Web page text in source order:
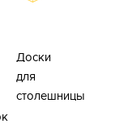
Доски
для
столешницы